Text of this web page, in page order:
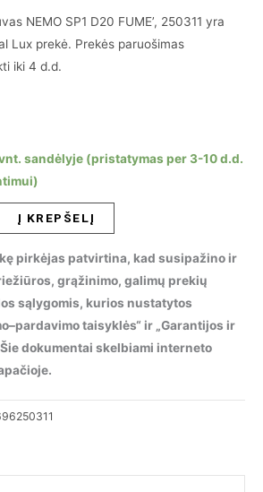
NEMO SP1 D20 FUME’, 250311 yra
Lux prekė. Prekės paruošimas
iki 4 d.d.
sandėlyje (pristatymas per 3-10 d.d.
Į KREPŠELĮ
pirkėjas patvirtina, kad susipažino ir
grąžinimo, galimų prekių
sąlygomis, kurios nustatytos
taisyklės“ ir „Garantijos ir
dokumentai skelbiami interneto